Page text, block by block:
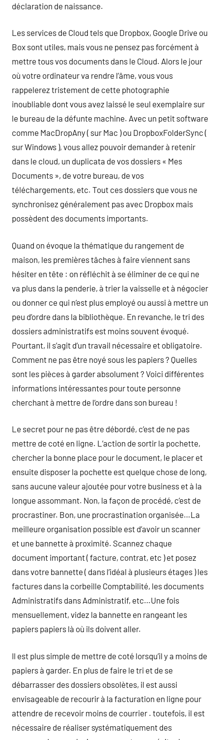
déclaration de naissance.
Les services de Cloud tels que Dropbox, Google Drive ou
Box sont utiles, mais vous ne pensez pas forcément à
mettre tous vos documents dans le Cloud. Alors le jour
où votre ordinateur va rendre l’âme, vous vous
rappelerez tristement de cette photographie
inoubliable dont vous avez laissé le seul exemplaire sur
le bureau de la défunte machine. Avec un petit software
comme MacDropAny ( sur Mac ) ou DropboxFolderSync (
sur Windows ), vous allez pouvoir demander à retenir
dans le cloud, un duplicata de vos dossiers « Mes
Documents », de votre bureau, de vos
téléchargements, etc. Tout ces dossiers que vous ne
synchronisez généralement pas avec Dropbox mais
possèdent des documents importants.
Quand on évoque la thématique du rangement de
maison, les premières tâches à faire viennent sans
hésiter en tête : on réfléchit à se éliminer de ce qui ne
va plus dans la penderie, à trier la vaisselle et à négocier
ou donner ce qui n’est plus employé ou aussi à mettre un
peu d’ordre dans la bibliothèque. En revanche, le tri des
dossiers administratifs est moins souvent évoqué.
Pourtant, il s’agit d’un travail nécessaire et obligatoire.
Comment ne pas être noyé sous les papiers ? Quelles
sont les pièces à garder absolument ? Voici différentes
informations intéressantes pour toute personne
cherchant à mettre de l’ordre dans son bureau !
Le secret pour ne pas être débordé, c’est de ne pas
mettre de coté en ligne. L’action de sortir la pochette,
chercher la bonne place pour le document, le placer et
ensuite disposer la pochette est quelque chose de long,
sans aucune valeur ajoutée pour votre business et à la
longue assommant. Non, la façon de procédé, c’est de
procrastiner. Bon, une procrastination organisée…La
meilleure organisation possible est d’avoir un scanner
et une bannette à proximité. Scannez chaque
document important ( facture, contrat, etc ) et posez
dans votre bannette ( dans l’idéal à plusieurs étages ) les
factures dans la corbeille Comptabilité, les documents
Administratifs dans Administratif, etc…Une fois
mensuellement, videz la bannette en rangeant les
papiers papiers là où ils doivent aller.
Il est plus simple de mettre de coté lorsqu’il y a moins de
papiers à garder. En plus de faire le tri et de se
débarrasser des dossiers obsolètes, il est aussi
envisageable de recourir à la facturation en ligne pour
attendre de recevoir moins de courrier . toutefois, il est
nécessaire de réaliser systématiquement des